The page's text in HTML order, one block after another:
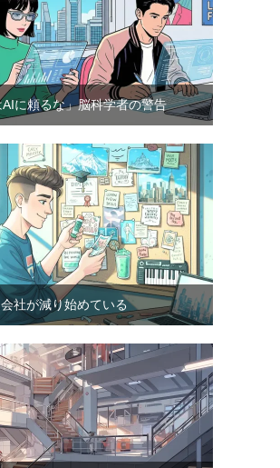
AIに頼るな」脳科学者の警告
社が減り始めている